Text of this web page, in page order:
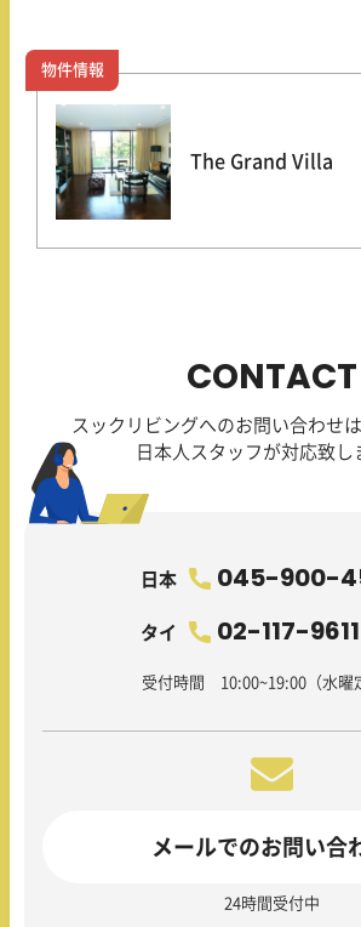
物件情報
The Grand Villa
CONTACT
スックリビングへのお問い合わせ
日本人スタッフが対応致し
日本 045-900-
タイ 02-117-9611
受付時間 10:00~19:00（水曜
メールでのお問い合
24時間受付中